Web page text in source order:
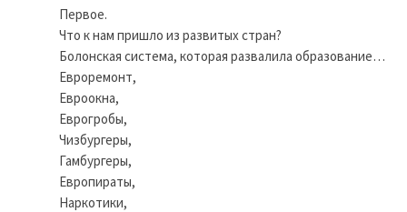
Первое.
Что к нам пришло из развитых стран?
Болонская система, которая развалила образование…
Евроремонт,
Евроокна,
Еврогробы,
Чизбургеры,
Гамбургеры,
Европираты,
Наркотики,